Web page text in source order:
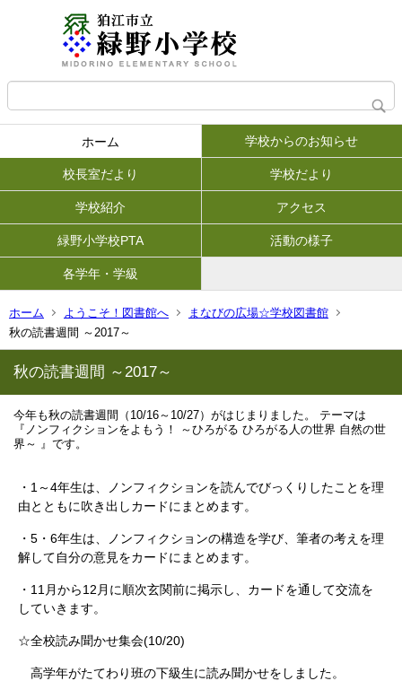
ホーム 学校からのお知らせ
校長室だより 学校だより
学校紹介 アクセス
緑野小学校PTA 活動の様子
各学年・学級
ホーム ようこそ！図書館へ
まなびの広場☆学校図書館
秋の読書週間 ～2017～
秋の読書週間 ～2017～
今年も秋の読書週間（10/16～10/27）がはじまりました。 テーマは
『ノンフィクションをよもう！ ～ひろがる ひろがる人の世界 自然の世
界～ 』です。
・1～4年生は、ノンフィクションを読んでびっくりしたことを理
由とともに吹き出しカードにまとめます。
・5・6年生は、ノンフィクションの構造を学び、筆者の考えを理
解して自分の意見をカードにまとめます。
・11月から12月に順次玄関前に掲示し、カードを通して交流を
していきます。
☆全校読み聞かせ集会(10/20)
高学年がたてわり班の下級生に読み聞かせをしました。